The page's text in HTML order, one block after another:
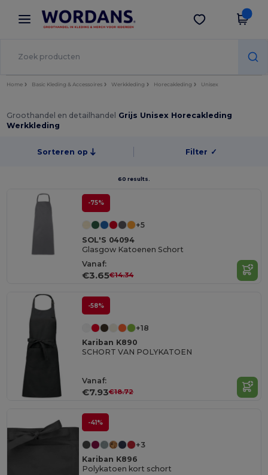
× Wordans-app
Betere prijzen in de app!
Download app
Home Basic Kleding & Accessoires Werkkleding Horecakleding Unisex
Groothandel en detailhandel Grijs Unisex Horecakleding
Werkkleding
Sorteren op Filter ✓
60 results.
-75%
+5
SOL'S 04094
Glasgow Katoenen Schort
Vanaf:
€3.65€14.34
-58%
+18
Kariban K890
SCHORT VAN POLYKATOEN
Vanaf:
€7.93€18.72
-41%
+3
Kariban K896
Polykatoen kort schort